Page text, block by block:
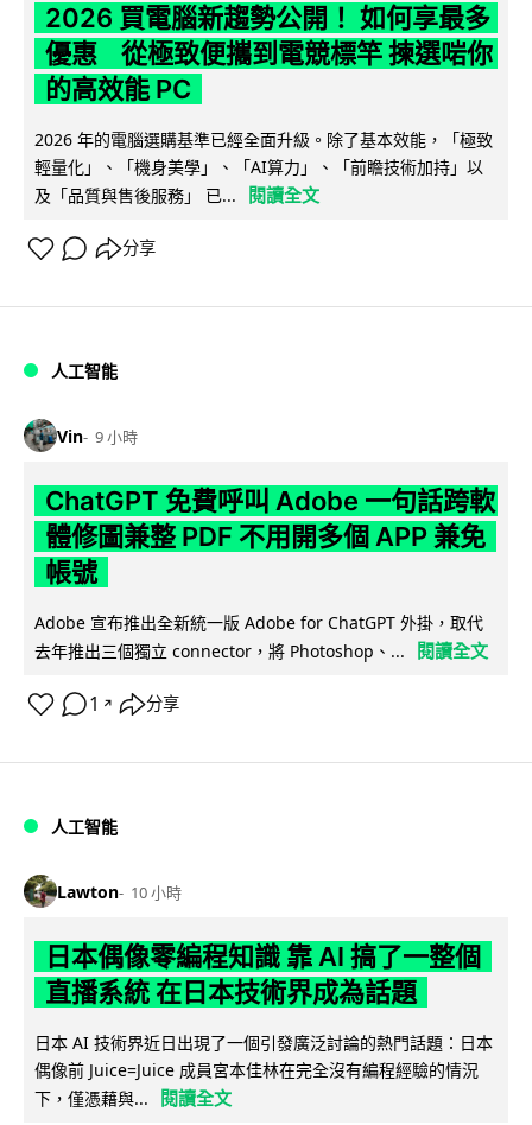
2026 買電腦新趨勢公開！ 如何享最多
優惠 從極致便攜到電競標竿 揀選啱你
的高效能 PC
2026 年的電腦選購基準已經全面升級。除了基本效能，「極致
輕量化」、「機身美學」、「AI算力」、「前瞻技術加持」以
及「品質與售後服務」 已...
閱讀全文
分享
人工智能
Vin 9 小時
ChatGPT 免費呼叫 Adobe 一句話跨軟
體修圖兼整 PDF 不用開多個 APP 兼免
帳號
Adobe 宣布推出全新統一版 Adobe for ChatGPT 外掛，取代
去年推出三個獨立 connector，將 Photoshop、...
閱讀全文
1 ↗ 分享
人工智能
Lawton 10 小時
日本偶像零編程知識 靠 AI 搞了一整個
直播系統 在日本技術界成為話題
日本 AI 技術界近日出現了一個引發廣泛討論的熱門話題：日本
偶像前 Juice=Juice 成員宮本佳林在完全沒有編程經驗的情況
下，僅憑藉與...
閱讀全文